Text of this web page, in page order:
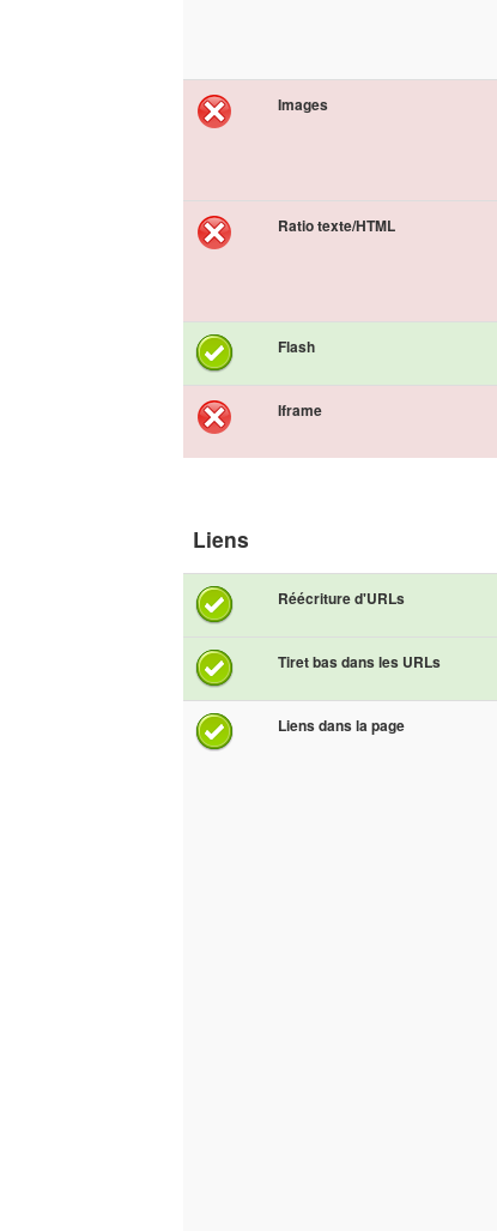
Images
Ratio texte/HTML
Flash
Iframe
Liens
Réécriture d'URLs
Tiret bas dans les URLs
Liens dans la page